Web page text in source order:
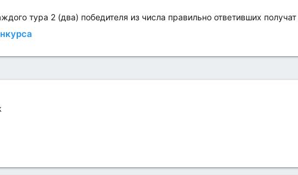
тура 2 (два) победителя из числа правильно ответивших